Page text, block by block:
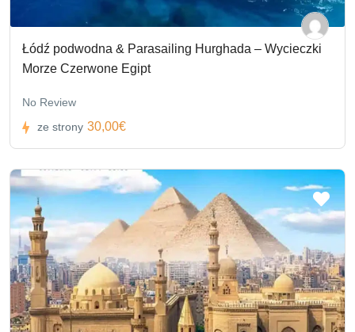
Łódź podwodna & Parasailing Hurghada – Wycieczki
Morze Czerwone Egipt
No Review
ze strony 30,00€